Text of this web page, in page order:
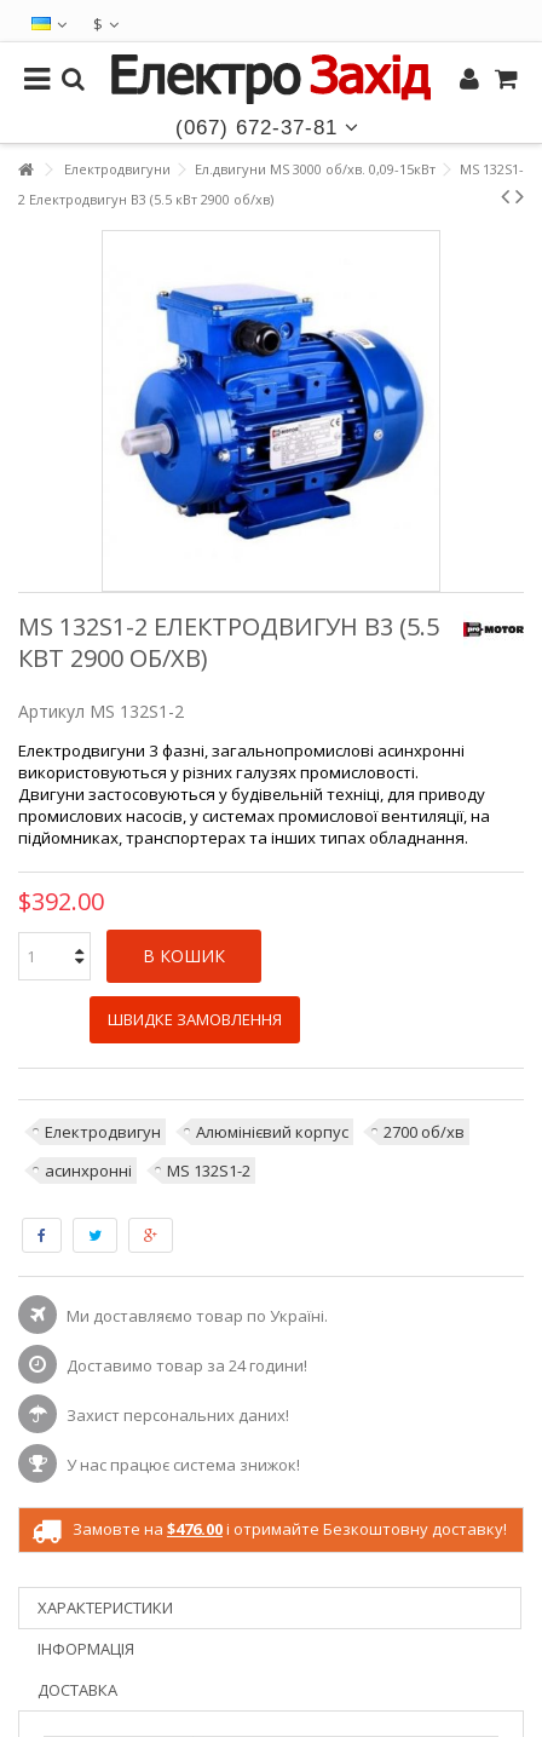
$
(067) 672-37-81
Електродвигуни Ел.двигуни MS 3000 об/хв. 0,09-15кВт
MS 132S1-
2 Електродвигун B3 (5.5 кВт 2900 об/хв)
MS 132S1-2 ЕЛЕКТРОДВИГУН B3 (5.5
КВТ 2900 ОБ/ХВ)
Артикул MS 132S1-2
Електродвигуни 3 фазні, загальнопромислові асинхронні
використовуються у різних галузях промисловості.
Двигуни застосовуються у будівельній техніці, для приводу
промислових насосів, у системах промислової вентиляції, на
підйомниках, транспортерах та інших типах обладнання.
$392.00
В КОШИК
ШВИДКЕ ЗАМОВЛЕННЯ
Електродвигун Алюмінієвий корпус
2700 об/хв
асинхронні
MS 132S1-2
Ми доставляємо товар по Україні.
Доставимо товар за 24 години!
Захист персональних даних!
У нас працює система знижок!
Замовте на $476.00і отримайте Безкоштовну доставку!
ХАРАКТЕРИСТИКИ
ІНФОРМАЦІЯ
ДОСТАВКА